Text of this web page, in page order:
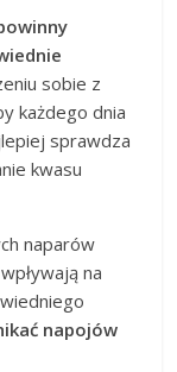
sobie z
każdego dnia
sprawdza
kwasu
naparów
na
napojów